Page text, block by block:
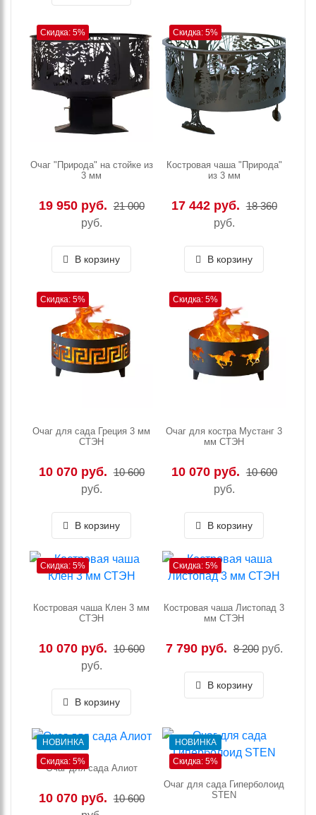
Скидка: 5%
Очаг "Природа" на стойке из
3 мм
19 950 руб. 21 000
руб.
В корзину
Скидка: 5%
Костровая чаша "Природа"
из 3 мм
17 442 руб. 18 360
руб.
В корзину
Скидка: 5%
Очаг для сада Греция 3 мм
СТЭН
10 070 руб. 10 600
руб.
В корзину
Скидка: 5%
Очаг для костра Мустанг 3
мм СТЭН
10 070 руб. 10 600
руб.
В корзину
Скидка: 5%
Костровая чаша Клен 3 мм
СТЭН
10 070 руб. 10 600
руб.
В корзину
Скидка: 5%
Костровая чаша Листопад 3
мм СТЭН
7 790 руб. 8 200 руб.
В корзину
НОВИНКА
Скидка: 5%
Очаг для сада Алиот
10 070 руб. 10 600
НОВИНКА
Скидка: 5%
Очаг для сада Гиперболоид
STEN